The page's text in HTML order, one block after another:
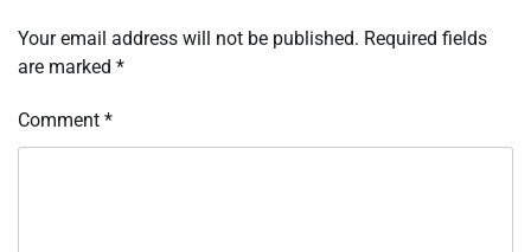
Your email address will not be published. Required fields
are marked *
Comment *